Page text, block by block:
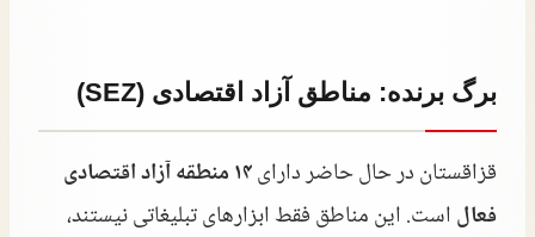
برگ برنده: مناطق آزاد اقتصادی (SEZ)
قزاقستان در حال حاضر دارای
۱۴ منطقه آزاد اقتصادی
فعالاست. این مناطق فقط ابزارهای تبلیغاتی نیستند،